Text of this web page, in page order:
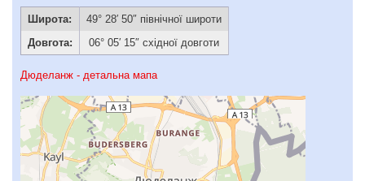
Широта:
49° 28′ 50″ північної широти
Довгота:
06° 05′ 15″ східної довготи
Дюделанж - детальна мапа